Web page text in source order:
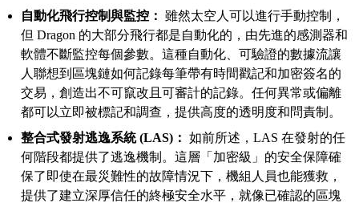
自動化飛行控制與監控： 雖然太空人可以進行手動控制，
但 Dragon 的大部分飛行都是自動化的，由先進的感測器和
軟體不斷監控每個參數。這種自動化、可驗證的數據流讓
人聯想到區塊鏈如何記錄每筆帶有時間戳記和加密簽名的
交易，創造出不可竄改且可審計的記錄。任何異常或偏離
都可以立即被標記和調查，提供高度的透明度和問責制。
整合式發射逃逸系統 (LAS)： 如前所述，LAS 在發射的任
何階段都提供了逃逸機制。這層「加密級」的安全保障確
保了即使在最災難性的故障情況下，機組人員也能獲救，
提供了建立深厚信任的終極安全水平，就像已確認的區塊